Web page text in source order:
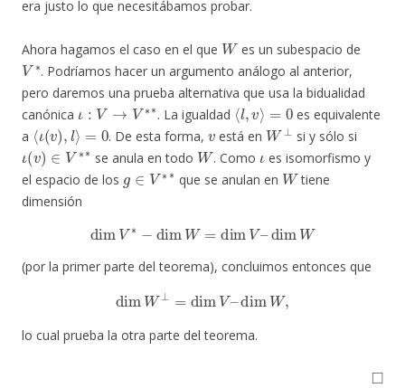
era justo lo que necesitábamos probar.
Ahora hagamos el caso en el que
W
es un subespacio de
V∗
. Podríamos hacer un argumento análogo al anterior,
pero daremos una prueba alternativa que usa la bidualidad
canónica
ι:V→V∗∗
. La igualdad
⟨l,v⟩=0
es equivalente
a
⟨ι(v),l⟩= 0
. De esta forma,
v
está en
W⊥
si y sólo si
ι(v)∈V∗∗
se anula en todo
W
. Como
ι
es isomorfismo y
el espacio de los
g∈ V∗∗
que se anulan en
W
tiene
dimensión
dimV −dimW dimV–dimW
(por la primer parte del teorema), concluimos entonces que
dimW dim V– dim W,
lo cual prueba la otra parte del teorema.
◻